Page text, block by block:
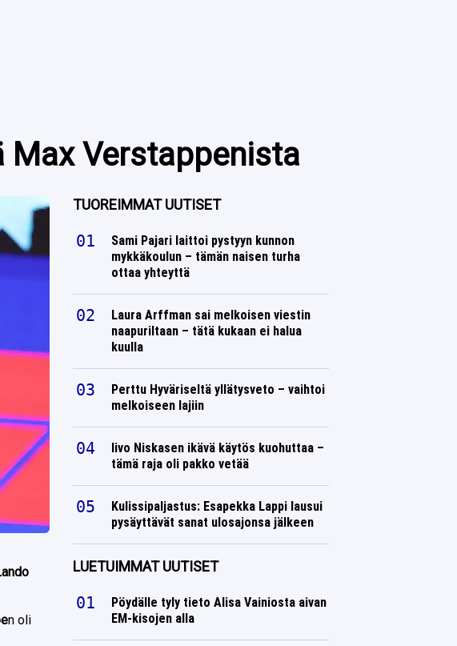
Verstappenista
n oli
TUOREIMMAT UUTISET
Sami Pajari laittoi pystyyn kunnon
mykkäkoulun – tämän naisen turha
ottaa yhteyttä
Laura Arffman sai melkoisen viestin
naapuriltaan – tätä kukaan ei halua
kuulla
Perttu Hyväriseltä yllätysveto – vaihtoi
melkoiseen lajiin
Iivo Niskasen ikävä käytös kuohuttaa –
tämä raja oli pakko vetää
Kulissipaljastus: Esapekka Lappi lausui
pysäyttävät sanat ulosajonsa jälkeen
LUETUIMMAT UUTISET
Pöydälle tyly tieto Alisa Vainiosta aivan
EM-kisojen alla